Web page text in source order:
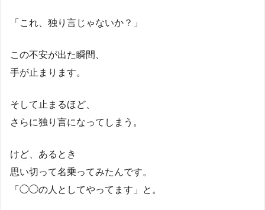
「これ、独り言じゃないか？」
この不安が出た瞬間、
手が止まります。
そして止まるほど、
さらに独り言になってしまう。
けど、あるとき
思い切って名乗ってみたんです。
「◯◯の人としてやってます」と。